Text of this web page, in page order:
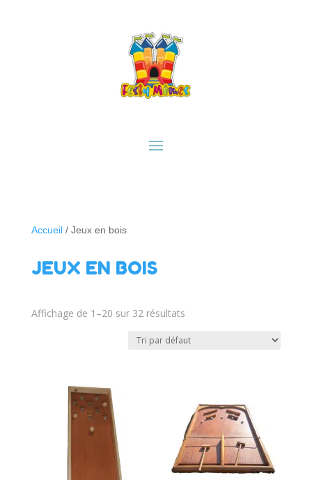
Accueil/ Jeux en bois
JEUX EN BOIS
Affichage de 1–20 sur 32 résultats